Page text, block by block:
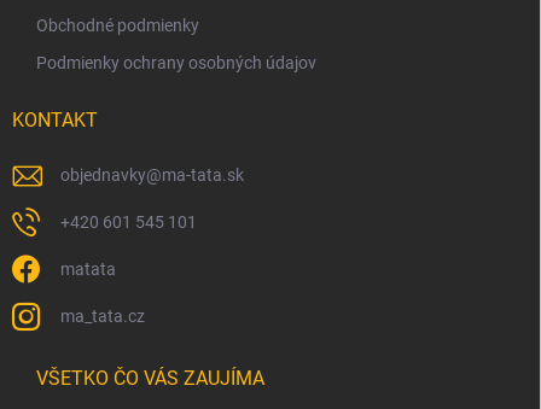
Obchodné podmienky
Podmienky ochrany osobných údajov
KONTAKT
objednavky@ma-tata.sk
+420 601 545 101
matata
ma_tata.cz
VŠETKO ČO VÁS ZAUJÍMA